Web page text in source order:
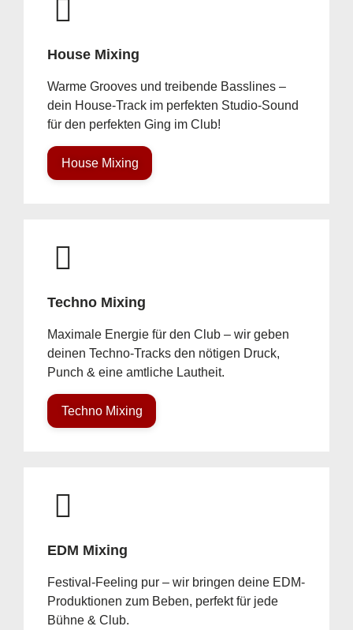
House Mixing
Warme Grooves und treibende Basslines –
dein House-Track im perfekten Studio-Sound
für den perfekten Ging im Club!
House Mixing
Techno Mixing
Maximale Energie für den Club – wir geben
deinen Techno-Tracks den nötigen Druck,
Punch & eine amtliche Lautheit.
Techno Mixing
EDM Mixing
Festival-Feeling pur – wir bringen deine EDM-
Produktionen zum Beben, perfekt für jede
Bühne & Club.